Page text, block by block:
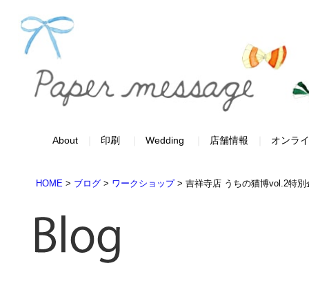
About 印刷 Wedding 店舗情報 オンラ
HOME > ブログ > ワークショップ> 吉祥寺店 うちの猫博vol.2特